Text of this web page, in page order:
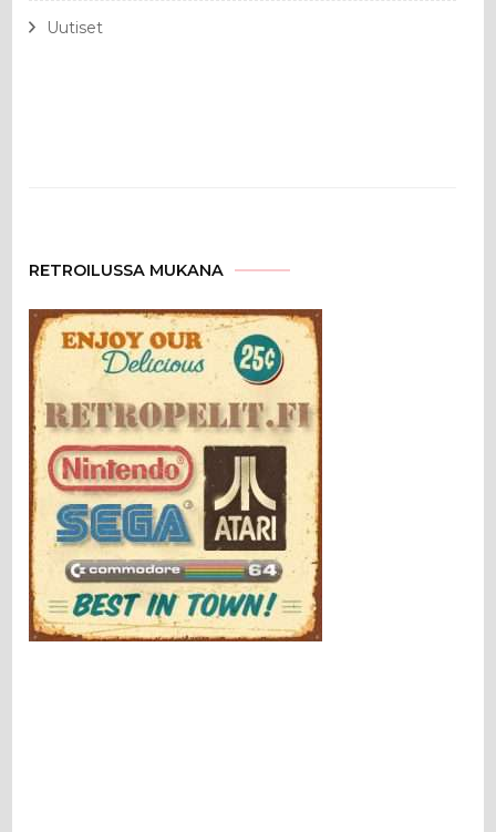
Uutiset
RETROILUSSA MUKANA